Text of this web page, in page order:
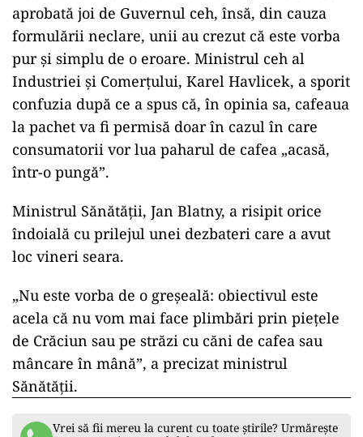
aprobată joi de Guvernul ceh, însă, din cauza
formulării neclare, unii au crezut că este vorba
pur şi simplu de o eroare. Ministrul ceh al
Industriei şi Comerţului, Karel Havlicek, a sporit
confuzia după ce a spus că, în opinia sa, cafeaua
la pachet va fi permisă doar în cazul în care
consumatorii vor lua paharul de cafea „acasă,
într-o pungă”.
ad